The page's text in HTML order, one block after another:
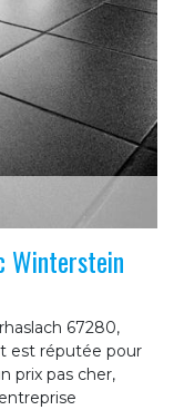
Winterstein
67280,
est réputée pour
prix pas cher,